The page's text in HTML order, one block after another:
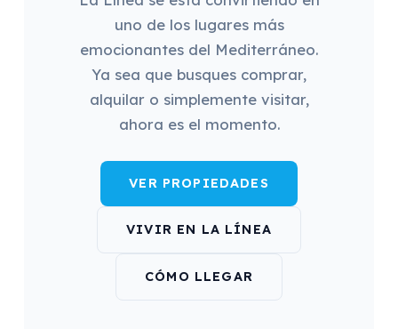
uno de los lugares más
emocionantes del Mediterráneo.
Ya sea que busques comprar,
alquilar o simplemente visitar,
ahora es el momento.
VER PROPIEDADES
VIVIR EN LA LÍNEA
CÓMO LLEGAR